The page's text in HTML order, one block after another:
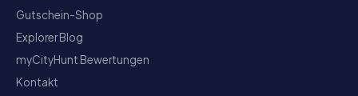
Gutschein-Shop
Explorer Blog
myCityHunt Bewertungen
Kontakt